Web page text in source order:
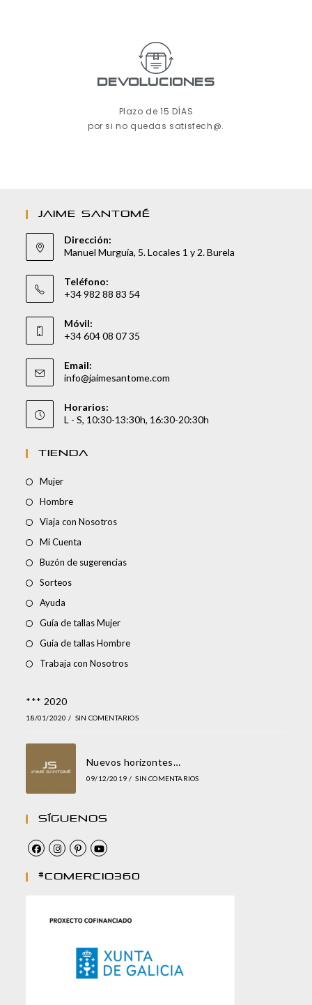
Devoluciones
Plazo de 15 DÍAS
por si no quedas satisfech@.
JAIME SANTOMÉ
Dirección:
Manuel Murguía, 5. Locales 1 y 2. Burela
Teléfono:
+34 982 88 83 54
Móvil:
+34 604 08 07 35
Email:
info@jaimesantome.com
Horarios:
L - S, 10:30-13:30h, 16:30-20:30h
TIENDA
Mujer
Hombre
Viaja con Nosotros
Mi Cuenta
Buzón de sugerencias
Sorteos
Ayuda
Guía de tallas Mujer
Guía de tallas Hombre
Trabaja con Nosotros
*** 2020
18/01/2020 / SIN COMENTARIOS
Nuevos horizontes…
09/12/2019 / SIN COMENTARIOS
Síguenos
#comercio360